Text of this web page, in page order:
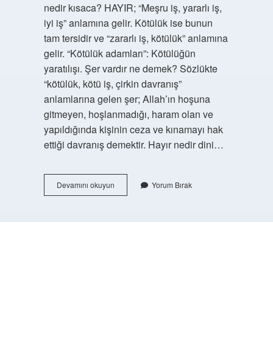
nedir kısaca? HAYIR; “Meşru iş, yararlı iş,
iyi iş” anlamına gelir. Kötülük ise bunun
tam tersidir ve “zararlı iş, kötülük” anlamına
gelir. “Kötülük adamları”: Kötülüğün
yaratılışı. Şer vardır ne demek? Sözlükte
“kötülük, kötü iş, çirkin davranış”
anlamlarına gelen şer; Allah’ın hoşuna
gitmeyen, hoşlanmadığı, haram olan ve
yapıldığında kişinin ceza ve kınamayı hak
ettiği davranış demektir. Hayır nedir dini…
Devamını okuyunŞer
Ne
Yorum Bırak